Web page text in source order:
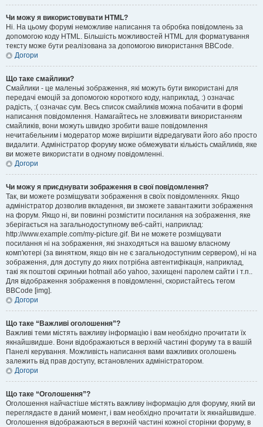
Чи можу я використовувати HTML?
Ні. На цьому форумі неможливе написання та обробка повідомлень за
допомогою коду HTML. Більшість можливостей HTML для форматування
тексту може бути реалізована за допомогою використання BBCode.
Догори
Що таке смайлики?
Смайлики - це маленькі зображення, які можуть бути використані для
передачі емоцій за допомогою короткого коду, наприклад, :) означає
радість, :( означає сум. Весь список смайликів можна побачити в формі
написання повідомлення. Намагайтесь не зловживати використанням
смайликів, вони можуть швидко зробити ваше повідомлення
нечитабельним і модератор може вирішити відредагувати його або просто
видалити. Адміністратор форуму може обмежувати кількість смайликів, яке
ви можете використати в одному повідомленні.
Догори
Чи можу я приєднувати зображення в свої повідомлення?
Так, ви можете розміщувати зображення в своїх повідомленнях. Якщо
адміністратор дозволив вкладення, ви зможете завантажити зображення
на форум. Якщо ні, ви повинні розмістити посилання на зображення, яке
зберігається на загальнодоступному веб-сайті, наприклад:
http://www.example.com/my-picture.gif. Ви не можете розміщувати
посилання ні на зображення, які знаходяться на вашому власному
комп'ютері (за винятком, якщо він не є загальнодоступним сервером), ні на
зображення, для доступу до яких потрібна автентифікація, наприклад,
такі як поштові скриньки hotmail або yahoo, захищені паролем сайти і т.п..
Для відображення зображення в повідомленні, скористайтесь тегом
BBCode [img].
Догори
Що таке “Важливі оголошення”?
Важливі теми містять важливу інформацію і вам необхідно прочитати їх
якнайшвидше. Вони відображаються в верхній частині форуму та в вашій
Панелі керування. Можливість написання вами важливих оголошень
залежить від прав доступу, встановлених адміністратором.
Догори
Що таке “Оголошення”?
Оголошення найчастіше містять важливу інформацію для форуму, який ви
переглядаєте в даний момент, і вам необхідно прочитати їх якнайшвидше.
Оголошення відображаються в верхній частині кожної сторінки форуму, в